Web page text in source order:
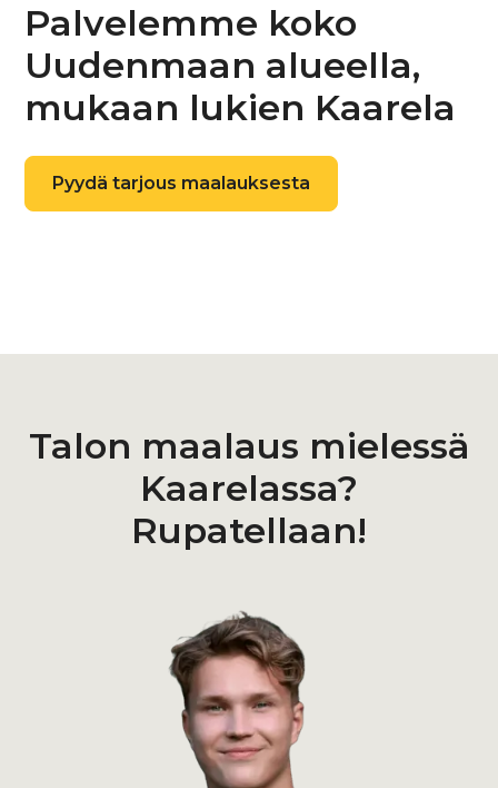
Palvelemme koko
Uudenmaan alueella,
mukaan lukien Kaarela
Pyydä tarjous maalauksesta
Talon maalaus mielessä
Kaarelassa?
Rupatellaan!